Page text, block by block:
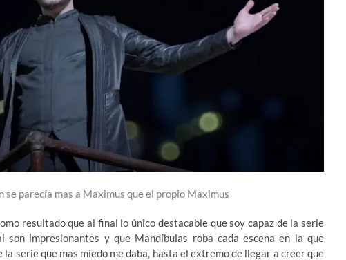
se parecía mas a Maximus que el propio Maximus
resultado que al final lo único destacable que soy capaz de la serie
son impresionantes y que Mandíbulas roba cada escena en la que
serie que mas miedo me daba, hasta el extremo de llegar a creer que